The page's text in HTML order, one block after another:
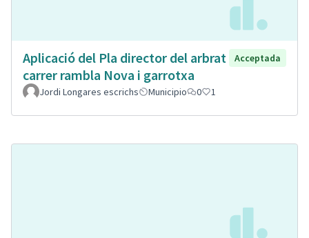
Aplicació del Pla director del arbrat
carrer rambla Nova i garrotxa
Acceptada
Jordi Longares escrichs Municipio 0 1